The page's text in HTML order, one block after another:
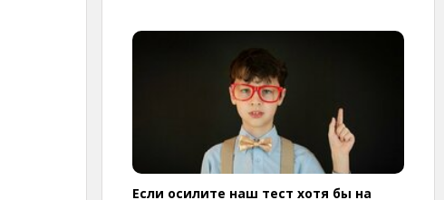
Если осилите наш тест хотя бы на